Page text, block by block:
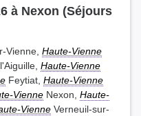
à Nexon (Séjours
Vienne, Haute-Vienne
Haute-Vienne
Feytiat, Haute-Vienne
Vienne Nexon, Haute-
Vienne Verneuil-sur-